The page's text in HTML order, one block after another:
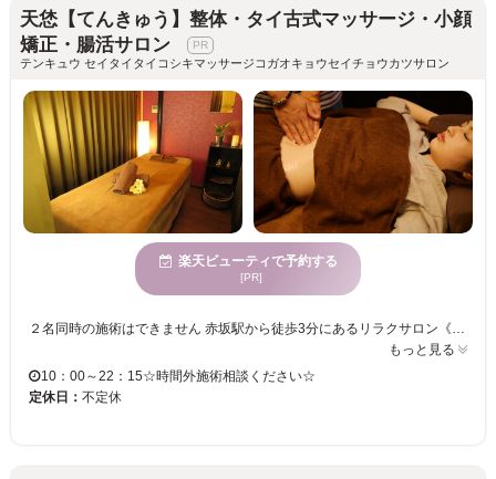
天恷【てんきゅう】整体・タイ古式マッサージ・小顔
矯正・腸活サロン
テンキュウ セイタイタイコシキマッサージコガオキョウセイチョウカツサロン
楽天ビューティで予約する
[PR]
２名同時の施術はできません 赤坂駅から徒歩3分にあるリラクサロン《整体・ボディケア 天恷》！店内はアットホームなプライベート空間と、マンツーマン施術なので、初めての方も安心して通っていただけます♪ゆったりとお寛ぎください！！ ◆チネイザンメニューがあるサロン◆ 当サロンでは『チネイザン』の施術も行っております。チネイザンマッサージは、手のひらを使ってお腹をやさしく刺激することで、老化や疲労により下がってしまった内臓を元の位置にもどし、本来の機能を取り戻します。感情のバランスも整え、自然治癒力を高める効果も◎ 21：00まで営業しているので、お仕事帰りでも気軽に通えます◎疲労回復・体質改善や小顔になりたいなど、悩みや希望に合わせた豊富なメニューであなたの健康美を完全サポートします♪本場タイで培った本格施術を一度、ご体感ください☆
もっと見る
10：00～22：15☆時間外施術相談ください☆
定休日： 不定休